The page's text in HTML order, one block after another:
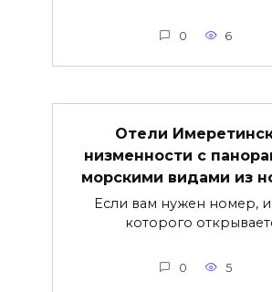
0 6
Отели
низменности с
морскими видами из
Если вам нужен номер,
которого
0 5